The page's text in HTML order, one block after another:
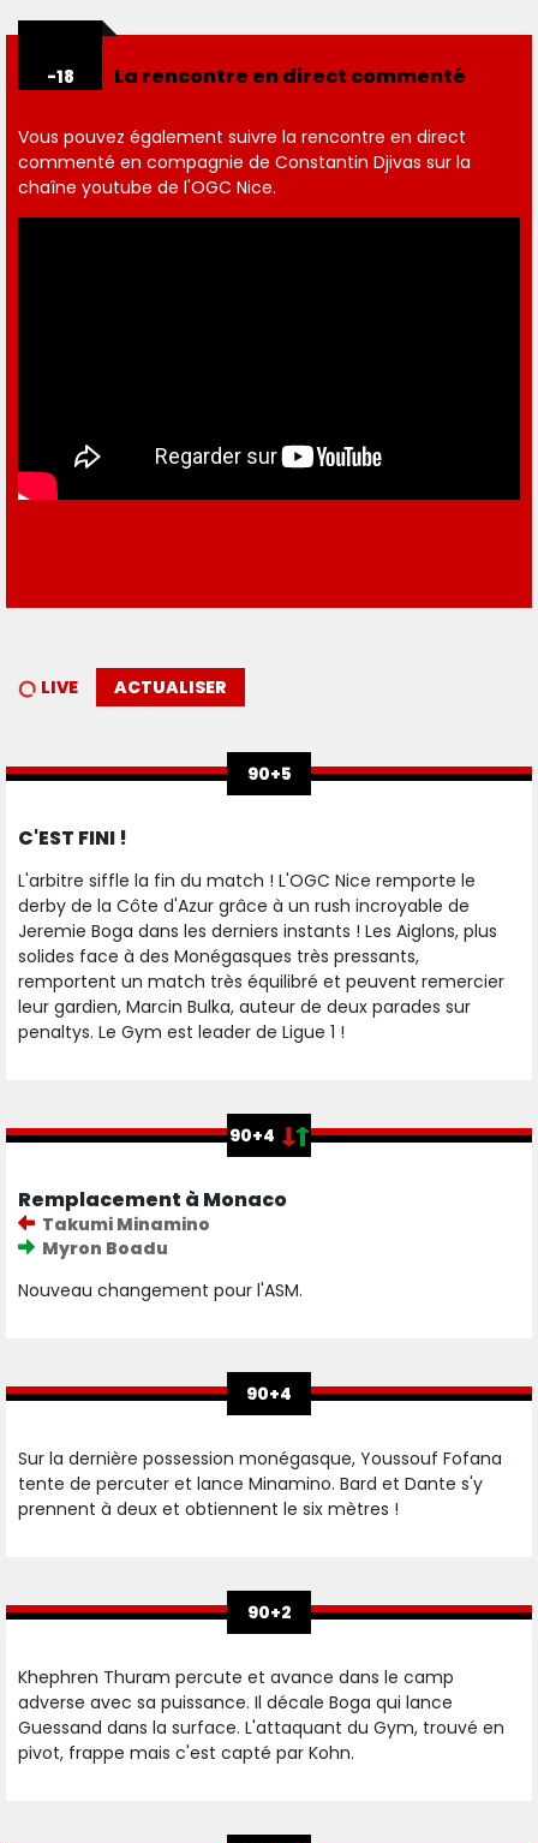
-18 La rencontre en direct commenté
Vous pouvez également suivre la rencontre en direct
commenté en compagnie de Constantin Djivas sur la
chaîne youtube de l'OGC Nice.
LIVE ACTUALISER
90+5
C'EST FINI !
L'arbitre siffle la fin du match ! L'OGC Nice remporte le
derby de la Côte d'Azur grâce à un rush incroyable de
Jeremie Boga dans les derniers instants ! Les Aiglons, plus
solides face à des Monégasques très pressants,
remportent un match très équilibré et peuvent remercier
leur gardien, Marcin Bulka, auteur de deux parades sur
penaltys. Le Gym est leader de Ligue 1 !
90+4
Remplacement à Monaco
Takumi Minamino
Myron Boadu
Nouveau changement pour l'ASM.
90+4
Sur la dernière possession monégasque, Youssouf Fofana
tente de percuter et lance Minamino. Bard et Dante s'y
prennent à deux et obtiennent le six mètres !
90+2
Khephren Thuram percute et avance dans le camp
adverse avec sa puissance. Il décale Boga qui lance
Guessand dans la surface. L'attaquant du Gym, trouvé en
pivot, frappe mais c'est capté par Kohn.